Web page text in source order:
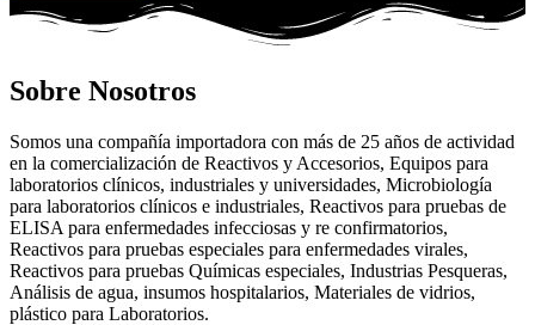
Sobre Nosotros
Somos una compañía importadora con más de 25 años de actividad
en la comercialización de Reactivos y Accesorios, Equipos para
laboratorios clínicos, industriales y universidades, Microbiología
para laboratorios clínicos e industriales, Reactivos para pruebas de
ELISA para enfermedades infecciosas y re confirmatorios,
Reactivos para pruebas especiales para enfermedades virales,
Reactivos para pruebas Químicas especiales, Industrias Pesqueras,
Análisis de agua, insumos hospitalarios, Materiales de vidrios,
plástico para Laboratorios.